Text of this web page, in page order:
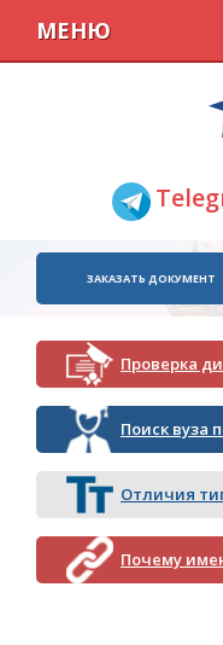
МЕНЮ
ЗАКАЗАТЬ ДОКУМЕНТ
Проверка
Поиск вуза
Отличия
Почему